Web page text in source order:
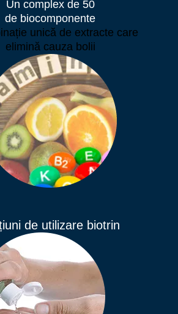
Un complex de 50
de biocomponente
unică de extracte care
elimină cauza bolii
de utilizare biotrin